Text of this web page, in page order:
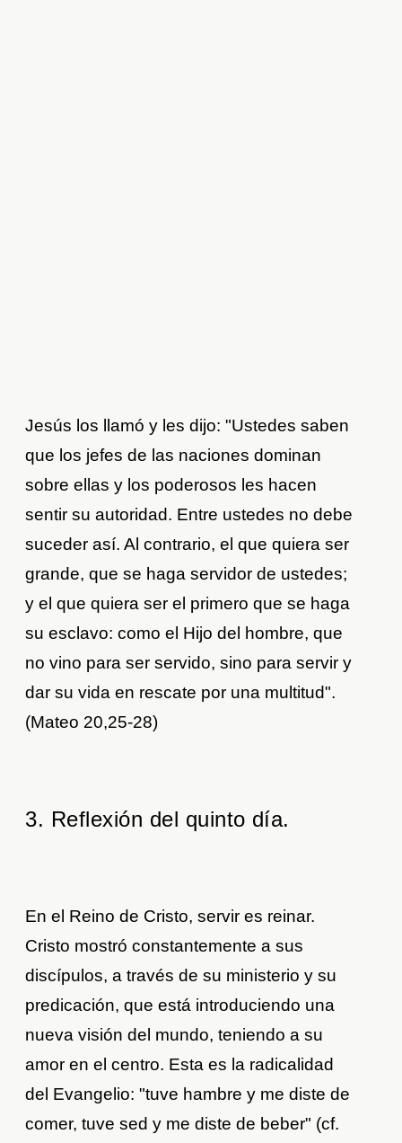
Jesús los llamó y les dijo: "Ustedes saben
que los jefes de las naciones dominan
sobre ellas y los poderosos les hacen
sentir su autoridad. Entre ustedes no debe
suceder así. Al contrario, el que quiera ser
grande, que se haga servidor de ustedes;
y el que quiera ser el primero que se haga
su esclavo: como el Hijo del hombre, que
no vino para ser servido, sino para servir y
dar su vida en rescate por una multitud".
(Mateo 20,25-28)
3. Reflexión del quinto día.
En el Reino de Cristo, servir es reinar.
Cristo mostró constantemente a sus
discípulos, a través de su ministerio y su
predicación, que está introduciendo una
nueva visión del mundo, teniendo a su
amor en el centro. Esta es la radicalidad
del Evangelio: "tuve hambre y me diste de
comer, tuve sed y me diste de beber" (cf.